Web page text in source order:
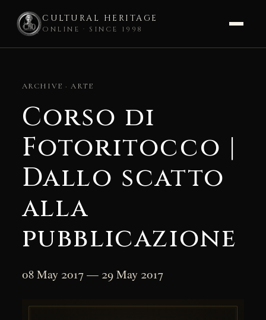
CULTURAL HERITAGE
ONLINE · SINCE 1998
contentARCHIVE · ARTE
Corso di
Fotoritocco |
Dallo scatto
alla
pubblicazione
08 May 2017 — 29 May 2017